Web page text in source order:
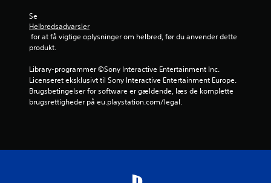
Se
Helbredsadvarsler
produkt.
Library-programmer ©Sony Interactive Entertainment Inc.
Licenseret eksklusivt til Sony Interactive Entertainment Europe.
Brugsbetingelser for software er gældende, læs de komplette
brugsrettigheder på eu.playstation.com/legal.